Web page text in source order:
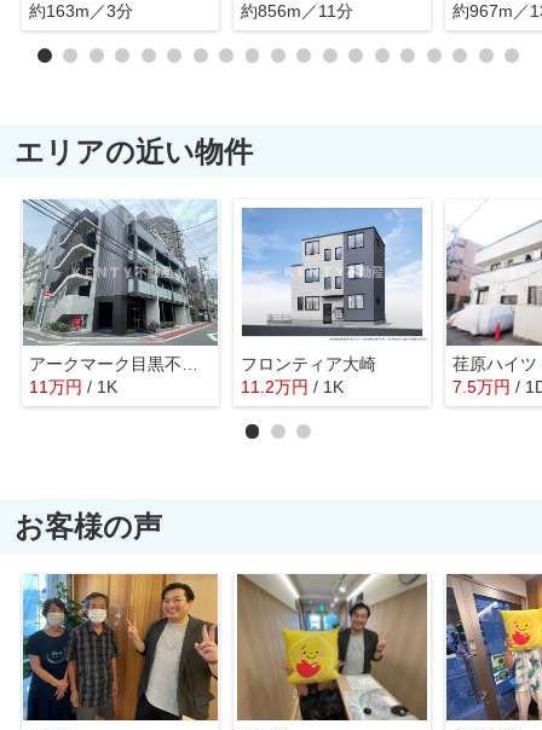
約163m／3分
約856m／11分
約967m／
エリアの近い物件
11万円 / 1K
フロンティア大崎
11.2万円 / 1K
荏原ハイツ
7.5万円 /
お客様の声